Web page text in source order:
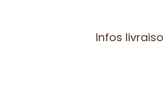
Infos